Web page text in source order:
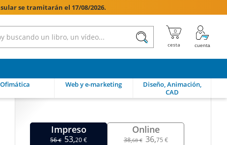
se tramitarán el 17/08/2026.

Ofimática Web y e-marketing
Diseño, Animación,
CAD
Impreso
56€ 53,20 €
Online
38,68 € 36,75 €